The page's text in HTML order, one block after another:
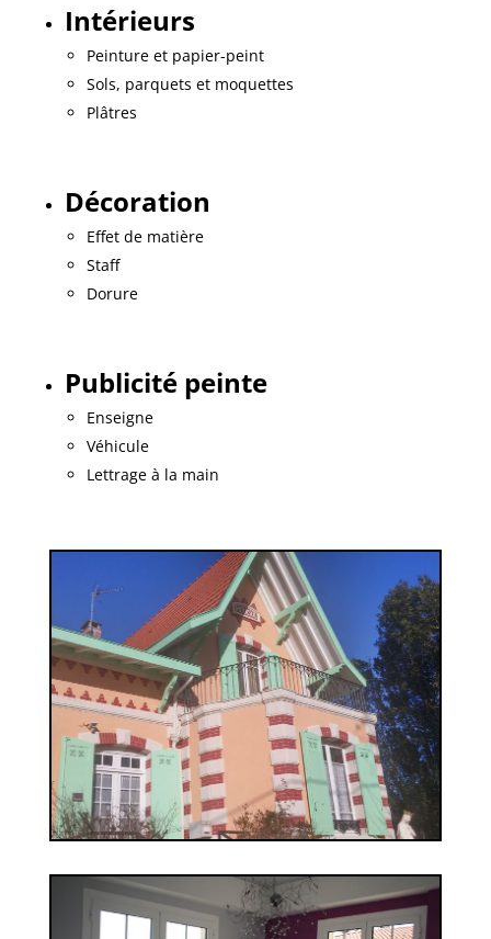
Intérieurs
Peinture et papier-peint
Sols, parquets et moquettes
Plâtres
Décoration
Effet de matière
Staff
Dorure
Publicité peinte
Enseigne
Véhicule
Lettrage à la main